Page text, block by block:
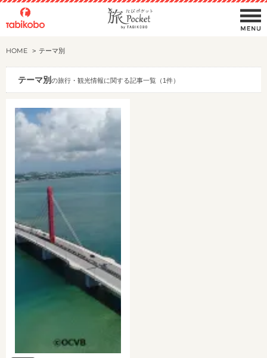
HOME テーマ別
テーマ別 の旅行・観光情報に関する記事一覧（1件）